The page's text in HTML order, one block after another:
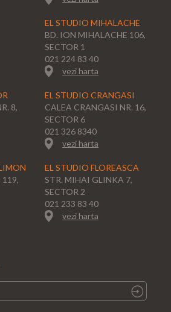
EL STUDIO MIHALACHE
BD. ION MIHALACHE 106,
SECTOR 1
021 224 83 40
vezi harta
8,
EL STUDIO CRANGASI
CALEA CRANGASI NR. 16,
SECTOR 6
021 326 8340
vezi harta
119,
EL STUDIO FLOREASCA
STR. MIHAI GLINKA 7,
SECTOR 2
021 233 83 40
vezi harta